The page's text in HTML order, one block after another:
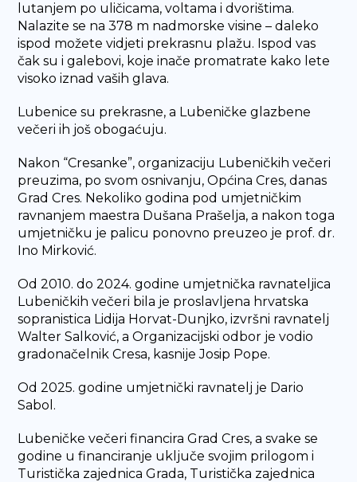
lutanjem po uličicama, voltama i dvorištima.
Nalazite se na 378 m nadmorske visine – daleko
ispod možete vidjeti prekrasnu plažu. Ispod vas
čak su i galebovi, koje inače promatrate kako lete
visoko iznad vaših glava.
Lubenice su prekrasne, a Lubeničke glazbene
večeri ih još obogaćuju.
Nakon “Cresanke”, organizaciju Lubeničkih večeri
preuzima, po svom osnivanju, Općina Cres, danas
Grad Cres. Nekoliko godina pod umjetničkim
ravnanjem maestra Dušana Prašelja, a nakon toga
umjetničku je palicu ponovno preuzeo je prof. dr.
Ino Mirković.
Od 2010. do 2024. godine umjetnička ravnateljica
Lubeničkih večeri bila je proslavljena hrvatska
sopranistica Lidija Horvat-Dunjko, izvršni ravnatelj
Walter Salković, a Organizacijski odbor je vodio
gradonačelnik Cresa, kasnije Josip Pope.
Od 2025. godine umjetnički ravnatelj je Dario
Sabol.
Lubeničke večeri financira Grad Cres, a svake se
godine u financiranje uključe svojim prilogom i
Turistička zajednica Grada, Turistička zajednica